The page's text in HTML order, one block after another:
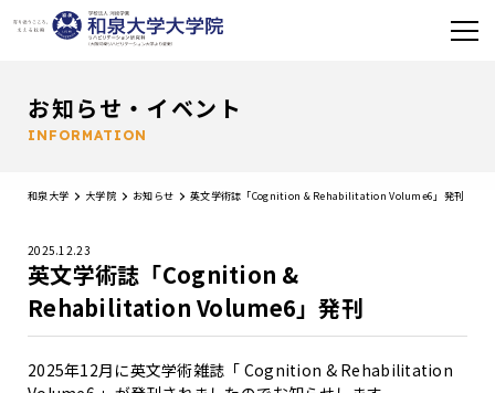
お知らせ・イベント
INFORMATION
和泉大学 大学院 お知らせ 英文学術誌「Cognition & Rehabilitation Volume6」発刊
2025.12.23
英文学術誌「Cognition &
Rehabilitation Volume6」発刊
2025年12月に英文学術雑誌「 Cognition & Rehabilitation